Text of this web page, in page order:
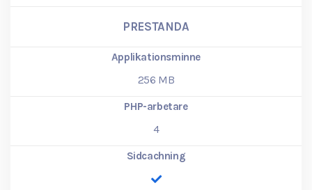
PRESTANDA
Applikationsminne
256 MB
PHP-arbetare
4
Sidcachning